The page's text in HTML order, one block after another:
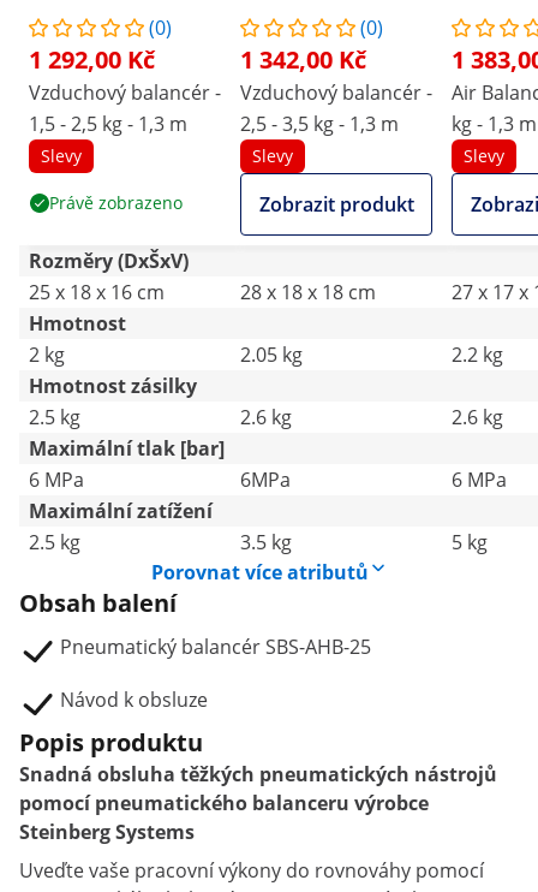
(0)
1 292,00 Kč
Vzduchový balancér -
1,5 - 2,5 kg - 1,3 m
Slevy
Právě zobrazeno
(0)
1 342,00 Kč
Vzduchový balancér -
2,5 - 3,5 kg - 1,3 m
Slevy
Zobrazit produkt
1
Air
kg - 1,3 m
Slevy
Rozměry (DxŠxV)
25 x 18 x 16 cm
28 x 18 x 18 cm
27 x 17 x
Hmotnost
2 kg
2.05 kg
2.2 kg
Hmotnost zásilky
2.5 kg
2.6 kg
2.6 kg
Maximální tlak [bar]
6 MPa
6MPa
6 MPa
Maximální zatížení
2.5 kg
3.5 kg
5 kg
Porovnat více atributů
Obsah balení
Pneumatický balancér SBS-AHB-25
Návod k obsluze
Popis produktu
Snadná obsluha těžkých pneumatických nástrojů
pomocí pneumatického balanceru výrobce
Steinberg Systems
Uveďte vaše pracovní výkony do rovnováhy pomocí